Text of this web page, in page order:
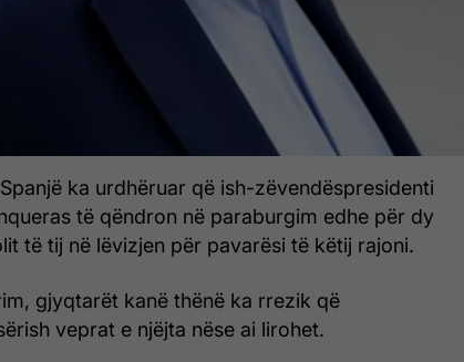
ka urdhëruar që ish-zëvendëspresidenti
të qëndron në paraburgim edhe për dy
të tij në lëvizjen për pavarësi të këtij rajoni.
gjyqtarët kanë thënë ka rrezik që
veprat e njëjta nëse ai lirohet.